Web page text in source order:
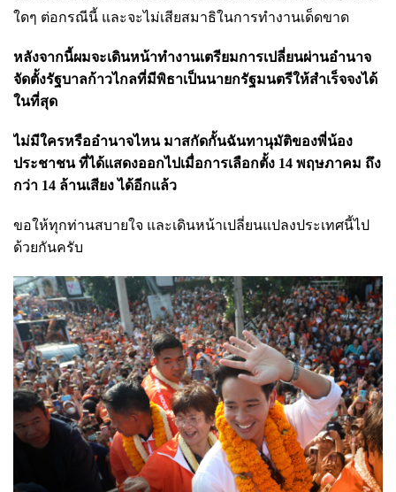
ใดๆ ต่อกรณีนี้ และจะไม่เสียสมาธิในการทำงานเด็ดขาด
หลังจากนี้ผมจะเดินหน้าทำงานเตรียมการเปลี่ยนผ่านอำนาจ
จัดตั้งรัฐบาลก้าวไกลที่มีพิธาเป็นนายกรัฐมนตรีให้สำเร็จจงได้
ในที่สุด
ไม่มีใครหรืออำนาจไหน มาสกัดกั้นฉันทานุมัติของพี่น้อง
ประชาชน ที่ได้แสดงออกไปเมื่อการเลือกตั้ง 14 พฤษภาคม ถึง
กว่า 14 ล้านเสียง ได้อีกแล้ว
ขอให้ทุกท่านสบายใจ และเดินหน้าเปลี่ยนแปลงประเทศนี้ไป
ด้วยกันครับ